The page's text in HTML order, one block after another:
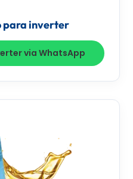
para inverter
via WhatsApp